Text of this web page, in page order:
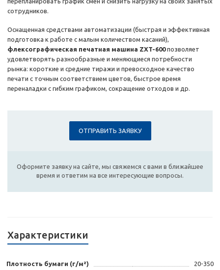
сотрудников.
Оснащенная средствами автоматизации (быстрая и эффективная
подготовка к работе с малым количеством касаний),
флексографическая печатная машина ZXT-600позволяет
удовлетворять разнообразные и меняющиеся потребности
рынка: короткие и средние тиражи и превосходное качество
печати с точным соответствием цветов, быстрое время
переналадки с гибким графиком, сокращение отходов и др.
ОТПРАВИТЬ ЗАЯВКУ
Оформите заявку на сайте, мы свяжемся с вами в ближайшее
время и ответим на все интересующие вопросы.
Характеристики
Плотность бумаги (г/м²) 20-350